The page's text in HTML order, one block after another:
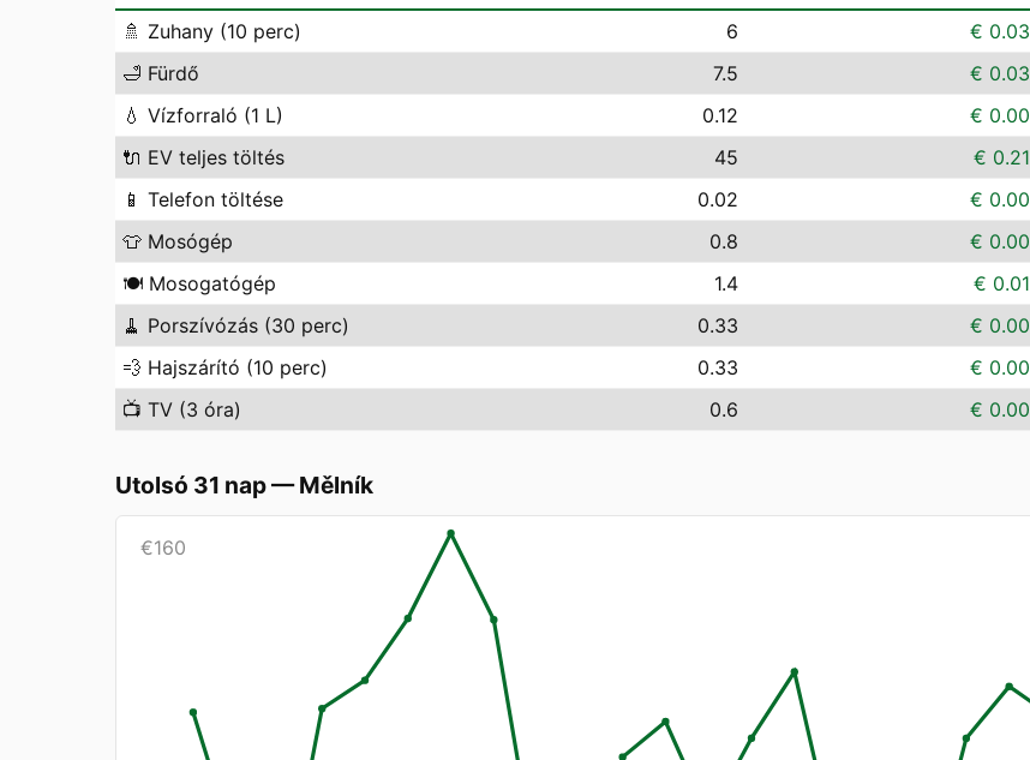
🚿 Zuhany (10 perc) 6 € 0.03
🛁 Fürdő 7.5 € 0.03
💧 Vízforraló (1 L) 0.12 € 0.00
🔌 EV teljes töltés 45 € 0.21
📱 Telefon töltése 0.02 € 0.00
👕 Mosógép 0.8 € 0.00
🍽️ Mosogatógép 1.4 € 0.01
🧹 Porszívózás (30 perc) 0.33 € 0.00
💨 Hajszárító (10 perc) 0.33 € 0.00
📺 TV (3 óra) 0.6 € 0.00
Utolsó 31 nap—Mělník
€160